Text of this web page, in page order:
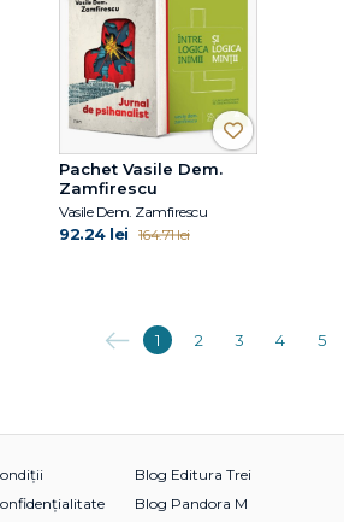
Pachet Vasile Dem.
Zamfirescu
Vasile Dem. Zamfirescu
92.24 lei 164.71 lei
Anterioara
1 2 3 4 5
Blog Editura Trei
Blog Pandora M